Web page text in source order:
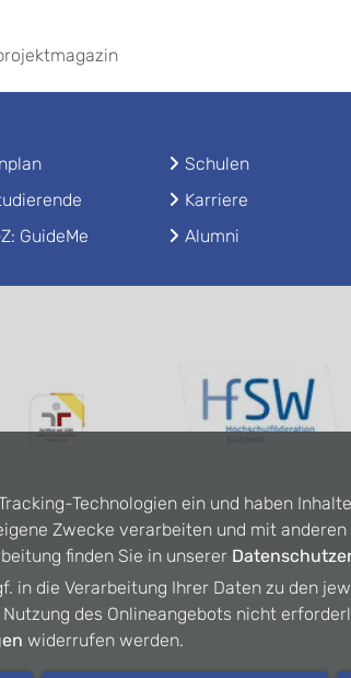
GuideMe
Schulen
Karriere
Alumni
Technologien ein und haben
Zwecke verarbeiten und mit
finden Sie in unserer
in die Verarbeitung Ihrer Daten zu den
des Onlineangebots nicht
widerrufen werden.